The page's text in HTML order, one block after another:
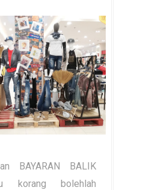
BAYARAN BALIK
korang bolehlah